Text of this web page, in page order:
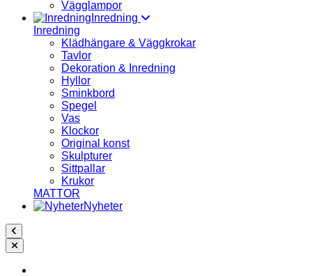
Vägglampor
Inredning
Inredning
Klädhängare & Väggkrokar
Tavlor
Dekoration & Inredning
Hyllor
Sminkbord
Spegel
Vas
Klockor
Original konst
Skulpturer
Sittpallar
Krukor
MATTOR
Nyheter